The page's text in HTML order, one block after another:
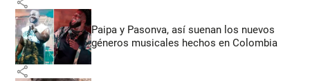
Paipa y Pasonva, así suenan los nuevos
géneros musicales hechos en Colombia
share